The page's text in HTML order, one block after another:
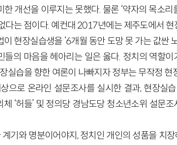
개선을 이루지는 못했다. 물론 ‘약자의 목소리
다는 점이다. 예컨대 2017년에는 제주도에서 현
현장실습생을 ‘6개월 동안 도망 못 가는 값싼
들의 마음을 헤아리는 일은 옳다. 정치의 역할
실습을 향한 여론이 나빠지자 정부는 무작정
으로 온라인 설문조사를 실시한 결과, 현장실
‘허들’ 및 정의당 경남도당 청소년소위 설문
기와 명분이어야지, 정치인 개인의 성품을 치